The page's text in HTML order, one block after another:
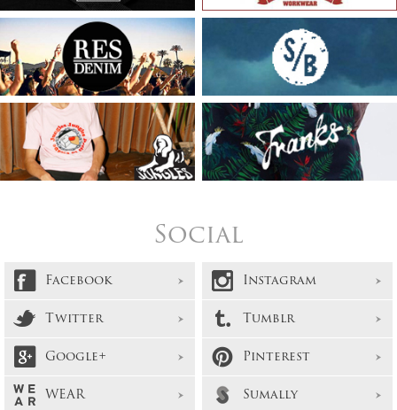
Social
Facebook
Instagram
Twitter
Tumblr
Google+
Pinterest
WEAR
Sumally